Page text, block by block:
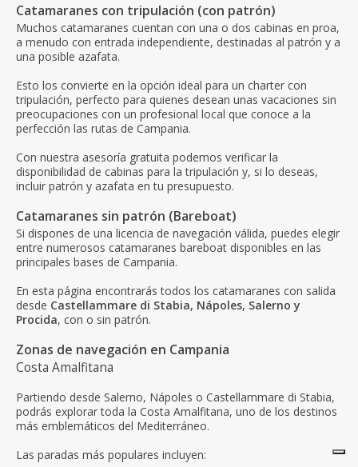
Catamaranes con tripulación (con patrón)
Muchos catamaranes cuentan con una o dos cabinas en proa,
a menudo con entrada independiente, destinadas al patrón y a
una posible azafata.
Esto los convierte en la opción ideal para un charter con
tripulación, perfecto para quienes desean unas vacaciones sin
preocupaciones con un profesional local que conoce a la
perfección las rutas de Campania.
Con nuestra asesoría gratuita podemos verificar la
disponibilidad de cabinas para la tripulación y, si lo deseas,
incluir patrón y azafata en tu presupuesto.
Catamaranes sin patrón (Bareboat)
Si dispones de una licencia de navegación válida, puedes elegir
entre numerosos catamaranes bareboat disponibles en las
principales bases de Campania.
En esta página encontrarás todos los catamaranes con salida
desde Castellammare di Stabia, Nápoles, Salerno y
Procida, con o sin patrón.
Zonas de navegación en Campania
Costa Amalfitana
Partiendo desde Salerno, Nápoles o Castellammare di Stabia,
podrás explorar toda la Costa Amalfitana, uno de los destinos
más emblemáticos del Mediterráneo.
Las paradas más populares incluyen: